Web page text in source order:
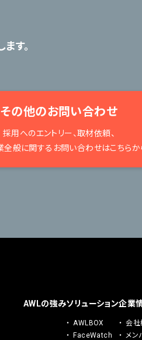
す。
その他のお問い合わせ
採用へのエントリー、取材依頼、
全般に関するお問い合わせはこちらか
AWLの強みソリューション
AWLBOX
FaceWatch
企業
会社
メン